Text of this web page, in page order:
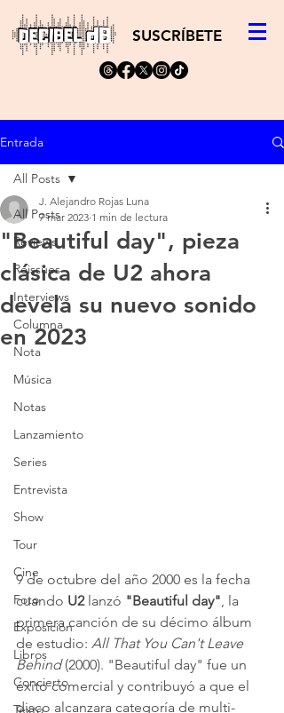
SUSCRÍBETE
Entrada
All Posts
Reviews
Reissues
Interviews
Columna
Nota
Música
Notas
Lanzamiento
Series
Entrevista
Show
Tour
Cine
Foto
Exposición
Libros
Concierto
Texto
All Posts
"Beautiful day", pieza
clásica de U2 ahora
devela su nuevo sonido
en 2023
J. Alejandro Rojas Luna
7 mar 2023 1 min de lectura
9 de octubre del año 2000 es la fecha
cuando U2 lanzó "Beautiful day", la
primera canción de su décimo álbum
de estudio: All That You Can't Leave
Behind (2000). "Beautiful day" fue un
éxito comercial y contribuyó a que el
disco alcanzara categoría de multi-